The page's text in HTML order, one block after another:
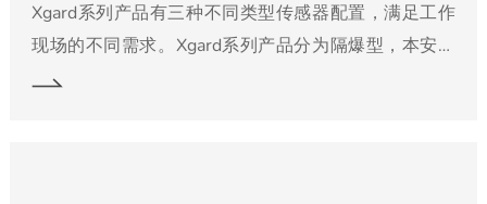
Xgard系列产品有三种不同类型传感器配置，满足工作
现场的不同需求。Xgard系列产品分为隔爆型，本安型
以及安全区域型，适用于任何危险等级的工况现场。